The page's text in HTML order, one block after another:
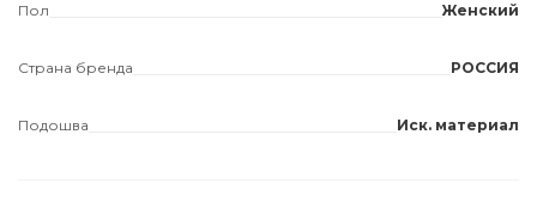
Пол Женский
Страна бренда РОССИЯ
Подошва Иск. материал